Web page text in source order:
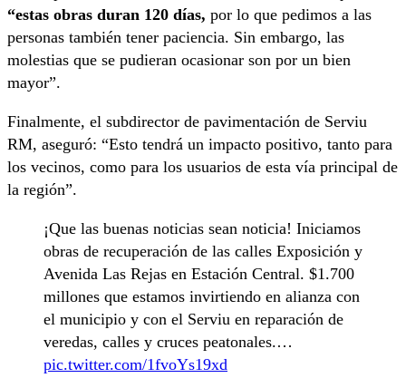
“estas obras duran 120 días, por lo que pedimos a las
personas también tener paciencia. Sin embargo, las
molestias que se pudieran ocasionar son por un bien
mayor”.
Finalmente, el subdirector de pavimentación de Serviu
RM, aseguró: “Esto tendrá un impacto positivo, tanto para
los vecinos, como para los usuarios de esta vía principal de
la región”.
¡Que las buenas noticias sean noticia! Iniciamos
obras de recuperación de las calles Exposición y
Avenida Las Rejas en Estación Central. $1.700
millones que estamos invirtiendo en alianza con
el municipio y con el Serviu en reparación de
veredas, calles y cruces peatonales.…
pic.twitter.com/1fvoYs19xd